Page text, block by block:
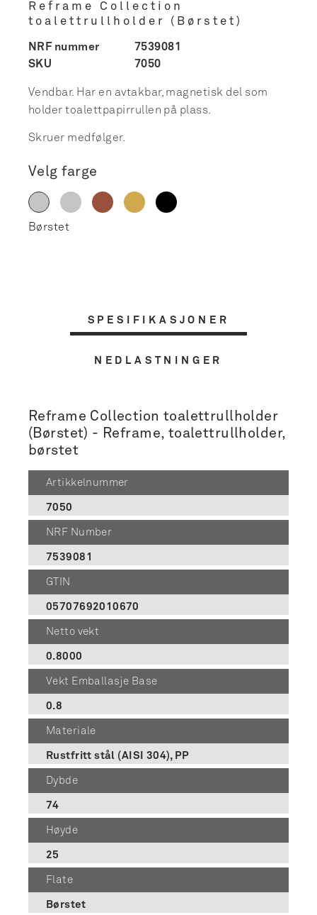
Reframe Collection
toalettrullholder (Børstet)
NRF nummer
7539081
SKU
7050
Vendbar. Har en avtakbar, magnetisk del som
holder toalettpapirrullen på plass.
Skruer medfølger.
Velg farge
SPESIFIKASJONER
NEDLASTNINGER
Reframe Collection toalettrullholder
(Børstet) - Reframe, toalettrullholder,
børstet
Artikkelnummer
7050
NRF Number
7539081
GTIN
05707692010670
Netto vekt
0.8000
Vekt Emballasje Base
0.8
Materiale
Rustfritt stål (AISI 304), PP
Dybde
74
Høyde
25
Flate
Børstet